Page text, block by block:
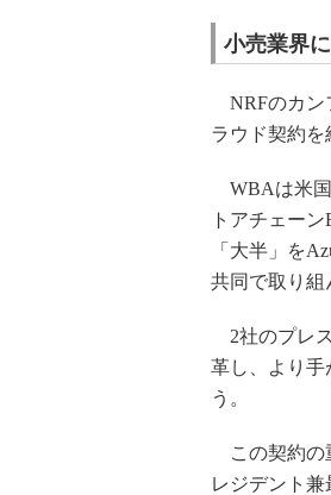
小売業界
NRFのカン
ラウド契約を
WBAは米国
トアチェー
「大半」を
共同で取り組
2社のプレ
革し、より手
う。
この契約の
レジデント